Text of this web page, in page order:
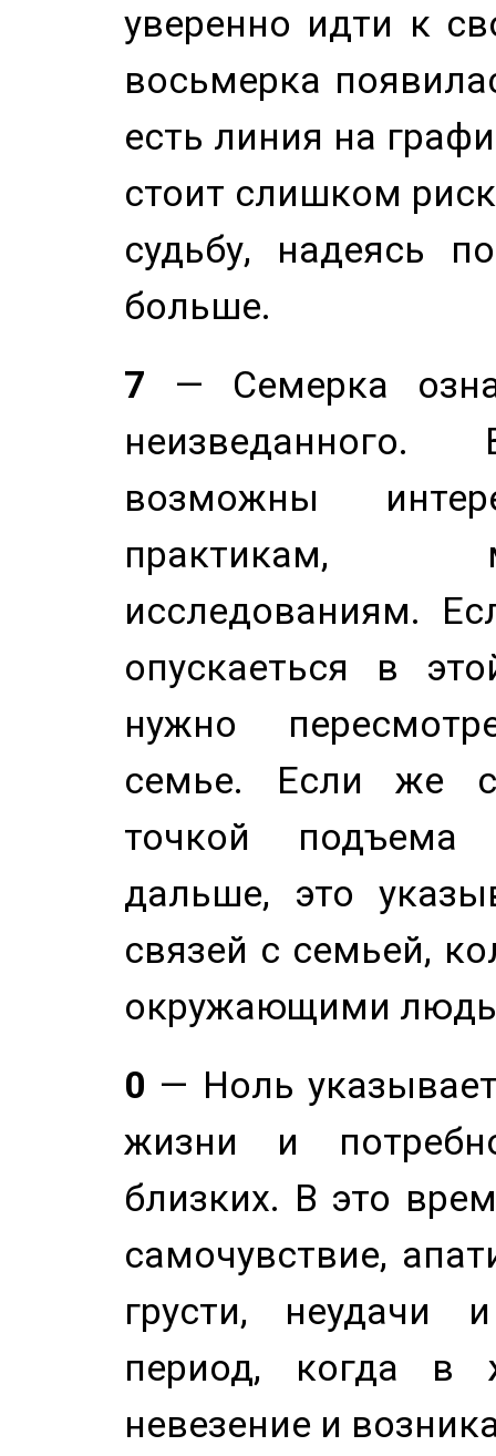
уверенно идти к
восьмерка
есть линия на
стоит слишком
судьбу, надеясь
больше.
7 — Семерка
возможны
практикам,
исследованиям.
опускаеться в
нужно
семье. Если же
точкой
дальше, это
связей с семьей,
окружающими
0 — Ноль
жизни и
близких. В это
самочувствие,
грусти, неудачи
период, когда в
невезение и